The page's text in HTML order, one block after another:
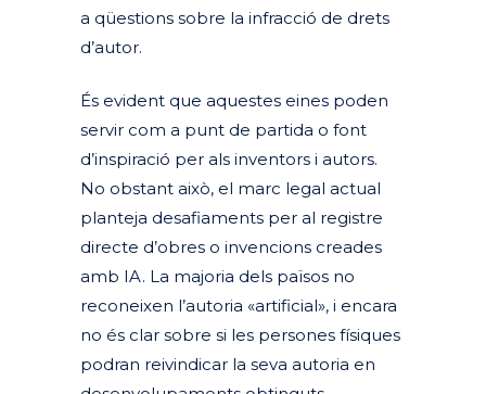
a qüestions sobre la infracció de drets
d’autor.
És evident que aquestes eines poden
servir com a punt de partida o font
d’inspiració per als inventors i autors.
No obstant això, el marc legal actual
planteja desafiaments per al registre
directe d’obres o invencions creades
amb IA. La majoria dels països no
reconeixen l’autoria «artificial», i encara
no és clar sobre si les persones físiques
podran reivindicar la seva autoria en